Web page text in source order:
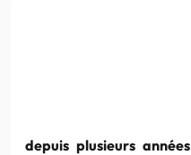
depuis plusieurs